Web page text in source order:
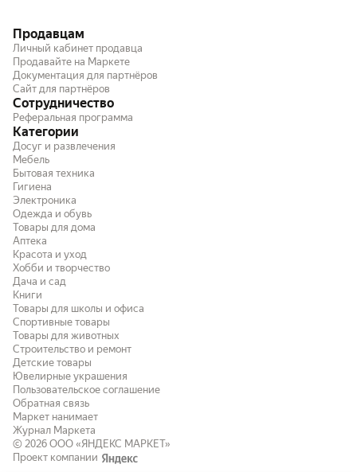
Продавцам
Личный кабинет продавца
Продавайте на Маркете
Документация для партнёров
Сайт для партнёров
Сотрудничество
Реферальная программа
Категории
Досуг и развлечения
Мебель
Бытовая техника
Гигиена
Электроника
Одежда и обувь
Товары для дома
Аптека
Красота и уход
Хобби и творчество
Дача и сад
Книги
Товары для школы и офиса
Спортивные товары
Товары для животных
Строительство и ремонт
Детские товары
Ювелирные украшения
Пользовательское соглашение
Обратная связь
Маркет нанимает
Журнал Маркета
© 2026 ООО «ЯНДЕКС МАРКЕТ»
Проект компании